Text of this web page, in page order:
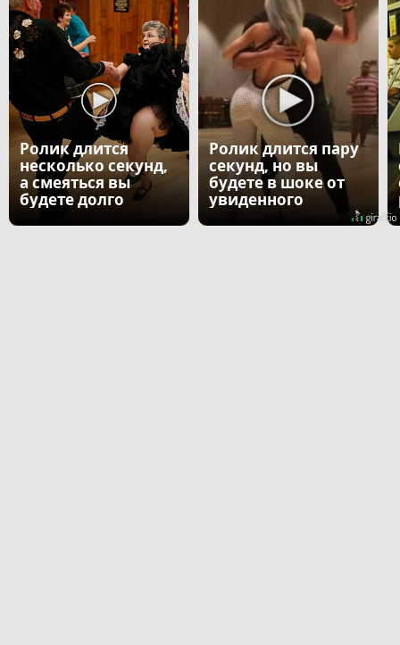
Ролик длится
несколько секунд,
а смеяться вы
будете долго
Ролик длится пару
секунд, но вы
будете в шоке от
увиденного